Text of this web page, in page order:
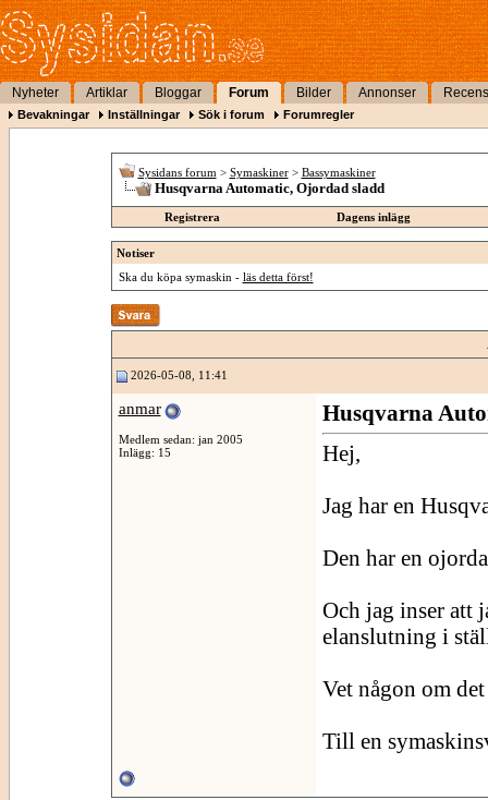
Nyheter Artiklar Bloggar Forum Bilder Annonser
Bevakningar Inställningar Sök i forum Forumregler
Sysidans forum > Symaskiner > Bassymaskiner
Husqvarna Automatic, Ojordad sladd
Registrera Dagens inlägg
Notiser
Ska du köpa symaskin - läs detta först!
2026-05-08, 11:41
anmar
Medlem sedan: jan 2005
Inlägg: 15
Husqvarna
Hej,
Jag har en
Den har en
Och jag inser att
elanslutning i
Vet någon om
Till en